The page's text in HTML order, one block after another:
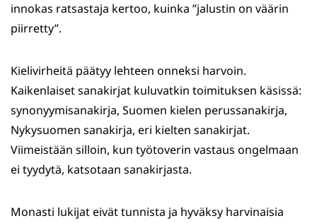
innokas ratsastaja kertoo, kuinka ”jalustin on väärin
piirretty”.
Kielivirheitä päätyy lehteen onneksi harvoin.
Kaikenlaiset sanakirjat kuluvatkin toimituksen käsissä:
synonyymisanakirja, Suomen kielen perussanakirja,
Nykysuomen sanakirja, eri kielten sanakirjat.
Viimeistään silloin, kun työtoverin vastaus ongelmaan
ei tyydytä, katsotaan sanakirjasta.
Monasti lukijat eivät tunnista ja hyväksy harvinaisia